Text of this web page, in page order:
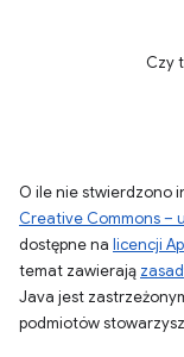
Czy
O ile nie stwierdzono
Creative Commons –
dostępne na licencji
temat zawierają
Java jest
podmiotów